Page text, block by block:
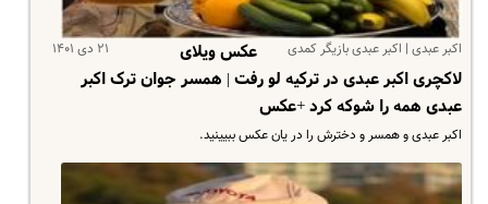
اکبر عبدی | اکبر عبدی بازیگر کمدی ۲۱ دی ۱۴۰۱
عکس ویلای
لاکچری اکبر عبدی در ترکیه لو رفت | همسر جوان ترک اکبر
عبدی همه را شوکه کرد +عکس
اکبر عبدی و همسر و دخترش را در یان عکس ببیینید.